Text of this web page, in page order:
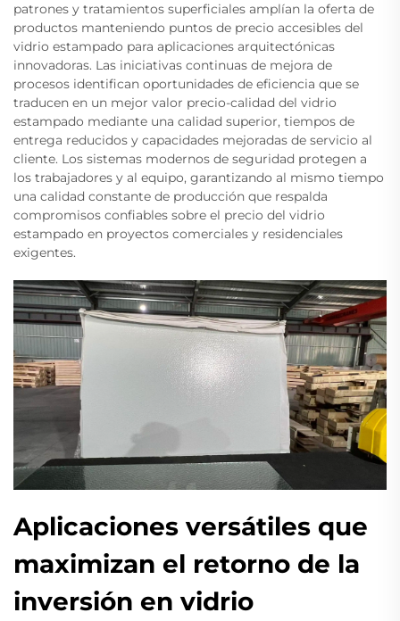
patrones y tratamientos superficiales amplían la oferta de
productos manteniendo puntos de precio accesibles del
vidrio estampado para aplicaciones arquitectónicas
innovadoras. Las iniciativas continuas de mejora de
procesos identifican oportunidades de eficiencia que se
traducen en un mejor valor precio-calidad del vidrio
estampado mediante una calidad superior, tiempos de
entrega reducidos y capacidades mejoradas de servicio al
cliente. Los sistemas modernos de seguridad protegen a
los trabajadores y al equipo, garantizando al mismo tiempo
una calidad constante de producción que respalda
compromisos confiables sobre el precio del vidrio
estampado en proyectos comerciales y residenciales
exigentes.
Aplicaciones versátiles que
maximizan el retorno de la
inversión en vidrio